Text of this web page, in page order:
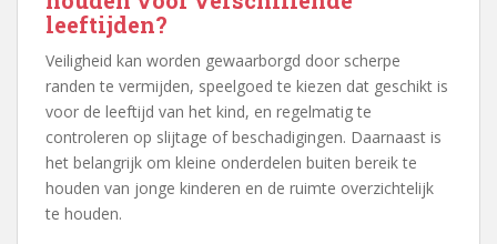
leeftijden?
Veiligheid kan worden gewaarborgd door scherpe
randen te vermijden, speelgoed te kiezen dat geschikt is
voor de leeftijd van het kind, en regelmatig te
controleren op slijtage of beschadigingen. Daarnaast is
het belangrijk om kleine onderdelen buiten bereik te
houden van jonge kinderen en de ruimte overzichtelijk
te houden.